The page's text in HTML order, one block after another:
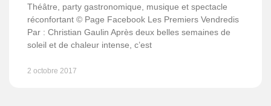
Théâtre, party gastronomique, musique et spectacle
réconfortant © Page Facebook Les Premiers Vendredis
Par : Christian Gaulin Après deux belles semaines de
soleil et de chaleur intense, c’est
2 octobre 2017